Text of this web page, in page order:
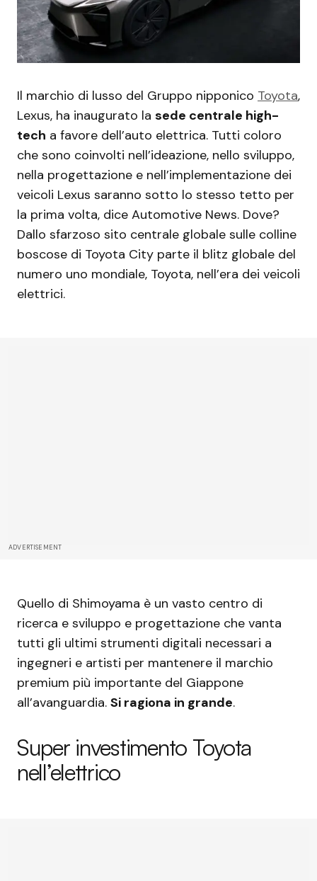
Il marchio di lusso del Gruppo nipponico Toyota,
Lexus, ha inaugurato la sede centrale high-
tech a favore dell’auto elettrica. Tutti coloro
che sono coinvolti nell’ideazione, nello sviluppo,
nella progettazione e nell’implementazione dei
veicoli Lexus saranno sotto lo stesso tetto per
la prima volta, dice Automotive News. Dove?
Dallo sfarzoso sito centrale globale sulle colline
boscose di Toyota City parte il blitz globale del
numero uno mondiale, Toyota, nell’era dei veicoli
elettrici.
ADVERTISEMENT
Quello di Shimoyama è un vasto centro di
ricerca e sviluppo e progettazione che vanta
tutti gli ultimi strumenti digitali necessari a
ingegneri e artisti per mantenere il marchio
premium più importante del Giappone
all’avanguardia. Si ragiona in grande.
Super investimento Toyota
nell’elettrico